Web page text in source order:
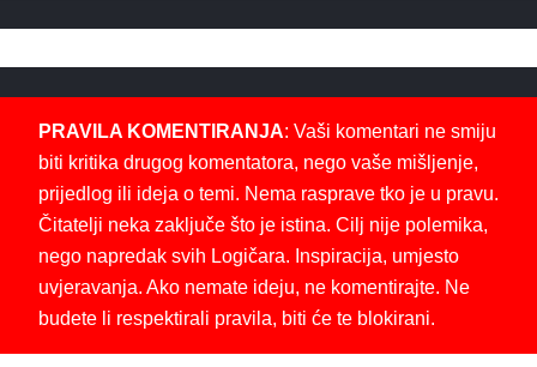
PRAVILA KOMENTIRANJA: Vaši komentari ne smiju
biti kritika drugog komentatora, nego vaše mišljenje,
prijedlog ili ideja o temi. Nema rasprave tko je u pravu.
Čitatelji neka zaključe što je istina. Cilj nije polemika,
nego napredak svih Logičara. Inspiracija, umjesto
uvjeravanja. Ako nemate ideju, ne komentirajte. Ne
budete li respektirali pravila, biti će te blokirani.